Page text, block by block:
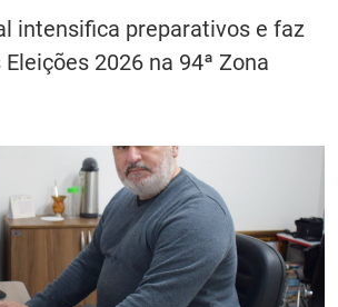
intensifica preparativos e faz
2026 na 94ª Zona